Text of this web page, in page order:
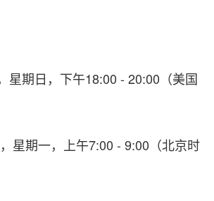
星期日，下午18:00 - 20:00（美国
星期一，上午7:00 - 9:00（北京时